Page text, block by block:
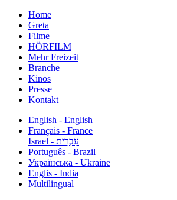
Home
Greta
Filme
HÖRFILM
Mehr Freizeit
Branche
Kinos
Presse
Kontakt
English - English
Français - France
עִבְרִית - Israel
Português - Brazil
Українська - Ukraine
Englis - India
Multilingual